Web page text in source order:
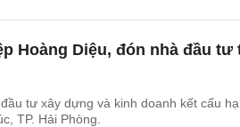
Hoàng Diệu, đón nhà đầu tư
tư xây dựng và kinh doanh kết cấu hạ
TP. Hải Phòng.